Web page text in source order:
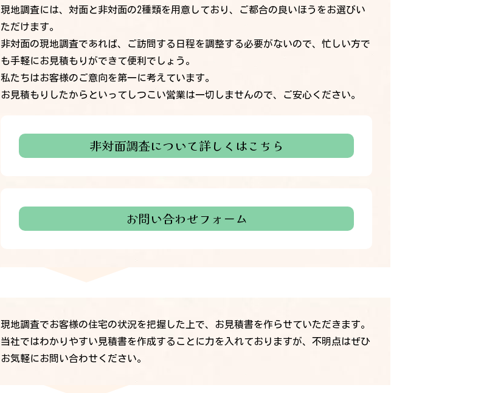
現地調査には、対面と非対面の2種類を用意しており、ご都合の良いほうをお選びい
ただけます。
非対面の現地調査であれば、ご訪問する日程を調整する必要がないので、忙しい方で
も手軽にお見積もりができて便利でしょう。
私たちはお客様のご意向を第一に考えています。
お見積もりしたからといってしつこい営業は一切しませんので、ご安心ください。
非対面調査について詳しくはこちら
お問い合わせフォーム
現地調査でお客様の住宅の状況を把握した上で、お見積書を作らせていただきます。
当社ではわかりやすい見積書を作成することに力を入れておりますが、不明点はぜひ
お気軽にお問い合わせください。